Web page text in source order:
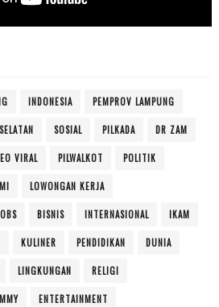
INDONESIA PEMPROV LAMPUNG
SOSIAL PILKADA DR ZAM
VIRAL PILWALKOT POLITIK
LOWONGAN KERJA
BISNIS INTERNASIONAL IKAM
KULINER PENDIDIKAN DUNIA
LINGKUNGAN RELIGI
ENTERTAINMENT